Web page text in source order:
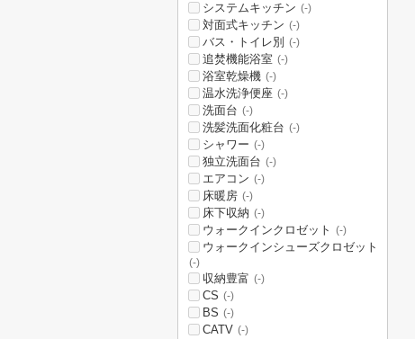
システムキッチン (-)
対面式キッチン (-)
バス・トイレ別 (-)
追焚機能浴室 (-)
浴室乾燥機 (-)
温水洗浄便座 (-)
洗面台 (-)
洗髪洗面化粧台 (-)
シャワー (-)
独立洗面台 (-)
エアコン (-)
床暖房 (-)
床下収納 (-)
ウォークインクロゼット (-)
ウォークインシューズクロゼット
(-)
収納豊富 (-)
CS (-)
BS (-)
CATV (-)